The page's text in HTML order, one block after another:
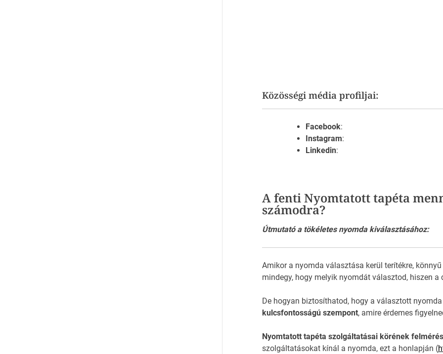
Közösségi média profiljai:
Facebook:
Instagram:
Linkedin:
A fenti Nyomtatott tapéta
számodra?
Útmutató a tökéletes nyomda kiválasztásához:
Amikor a nyomda választása kerül terítékre,
mindegy, hogy melyik nyomdát választod, hiszen
De hogyan biztosíthatod, hogy a választott
kulcsfontosságú szempont, amire érdemes
Nyomtatott tapéta szolgáltatásai körének
szolgáltatásokat kínál a nyomda, ezt a honlapján (